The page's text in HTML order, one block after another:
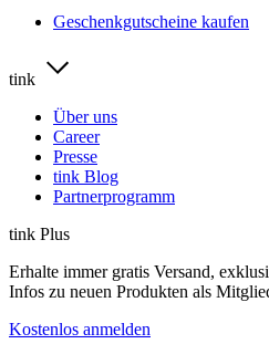
Geschenkgutscheine kaufen
tink
Über uns
Career
Presse
tink Blog
Partnerprogramm
tink Plus
Erhalte immer gratis Versand,
Infos zu neuen Produkten als
Kostenlos anmelden